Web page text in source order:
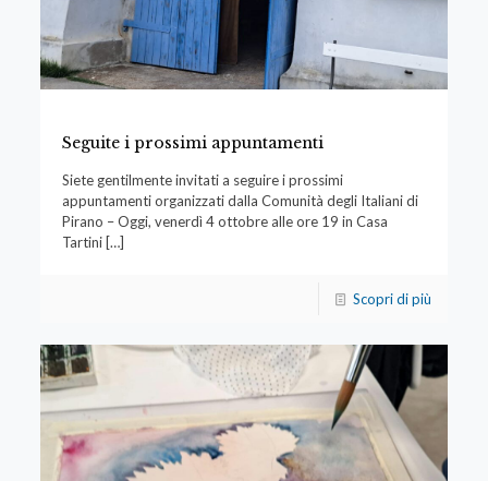
Seguite i prossimi appuntamenti
Siete gentilmente invitati a seguire i prossimi
appuntamenti organizzati dalla Comunità degli Italiani di
Pirano – Oggi, venerdì 4 ottobre alle ore 19 in Casa
Tartini[…]
Scopri di più